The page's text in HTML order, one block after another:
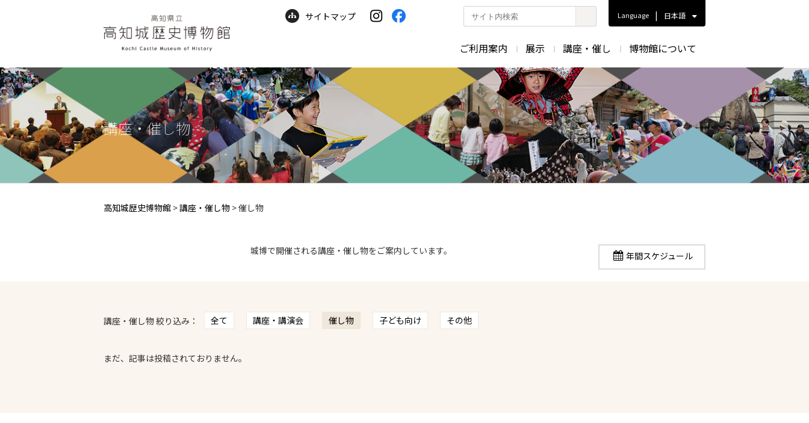
サイトマップ
ト
検
索
Language | 日本語
ご利用案内 展示 講座・催し 博物館について
講座・催し物
高知城歴史博物館 >講座・催し物 >催し物
城博で開催される講座・催し物をご案内しています。 年間スケジュール
講座・催し物 絞り込み： 全て 講座・講演会 催し物 子ども向け その他
まだ、記事は投稿されておりません。